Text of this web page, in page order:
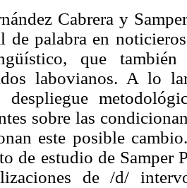
Cabrera y
de palabra en
que
labovianos. A lo
despliegue
sobre las
este posible
de estudio de Samper
de /d/